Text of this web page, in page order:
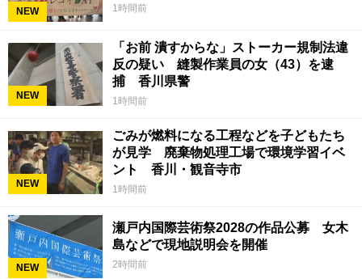
NEW 1時間前
NEW
「お前 潰すからな」ストーカー規制法違
反の疑い 縫製作業員の女（43）を逮
捕 香川県警
1時間前
NEW
ごみが燃料になる工程などを子どもたち
が見学 廃棄物処理工場で環境学習イベ
ント 香川・観音寺市
1時間前
NEW
瀬戸内国際芸術祭2028の作品公募 女木
島などで現地説明会を開催
2時間前